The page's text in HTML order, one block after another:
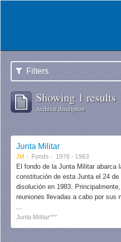
Filters
Showing 1 results
Archival description
Junta Militar
JM Fonds 1976 - 1983
El fondo de la Junta Militar abarca
constitución de esta Junta el 24
disolución en 1983.
reuniones llevadas a cabo por sus
...
Junta Militar***